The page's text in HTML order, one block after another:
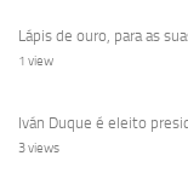
Lápis de ouro, para as
1 view
Iván Duque é eleito
3 views